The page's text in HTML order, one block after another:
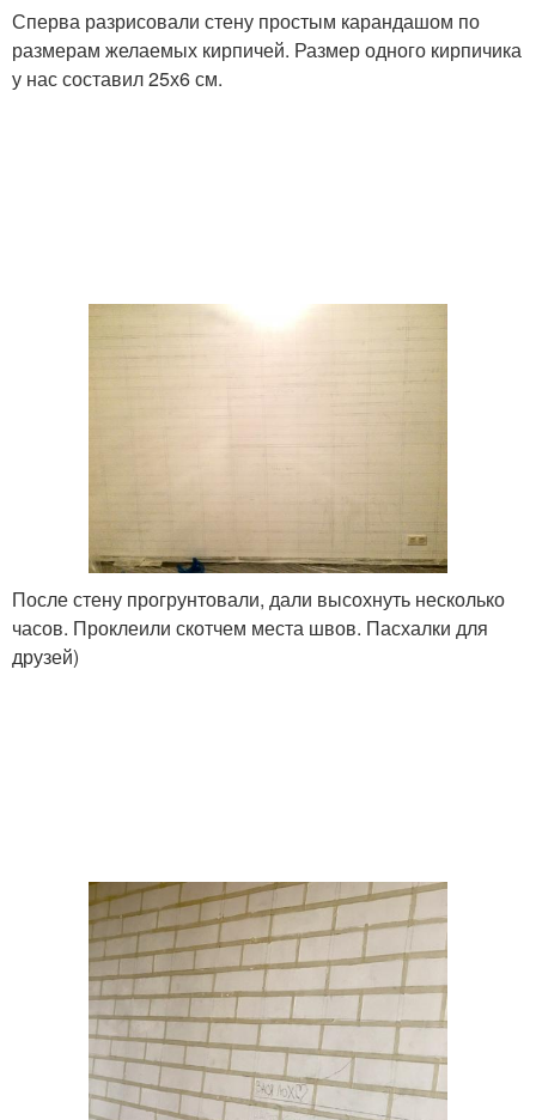
Сперва разрисовали стену простым карандашом по
размерам желаемых кирпичей. Размер одного кирпичика
у нас составил 25х6 см.
После стену прогрунтовали, дали высохнуть несколько
часов. Проклеили скотчем места швов. Пасхалки для
друзей)